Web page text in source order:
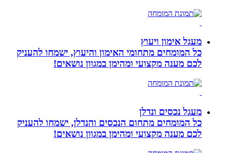
מעגל אימון ויעוץ
כל המומחים מתחומי האימון והיעוץ, ישמחו להעניק
לכם מענה מקצועי ומהימן במגוון נושאים!
מעגל נכסים ונדלן
כל המומחים מתחום הנכסים והנדלן, ישמחו להעניק
לכם מענה מקצועי ומהימן במגוון נושאים!